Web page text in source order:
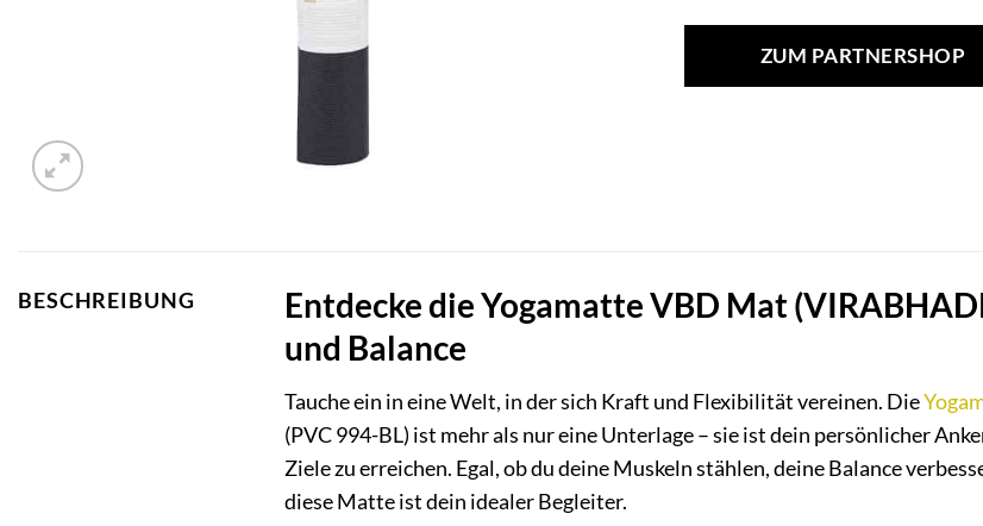
ZUM PARTNERSHOP
BESCHREIBUNG
Entdecke die Yogamatte VBD Mat
und Balance
Tauche ein in eine Welt, in der sich Kraft und Flexibilität vereinen. Die
(PVC 994-BL) ist mehr als nur eine Unterlage – sie ist dein persönlicher
Ziele zu erreichen. Egal, ob du deine Muskeln stählen, deine Balance
diese Matte ist dein idealer Begleiter.